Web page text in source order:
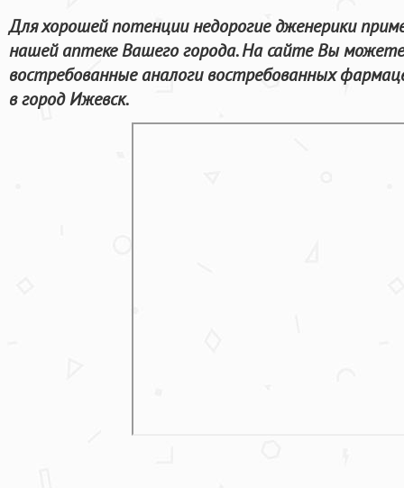
Для хорошей потенции недорогие дженерики
нашей аптеке Вашего города. На сайте Вы
востребованные аналоги востребованных
в город Ижевск.